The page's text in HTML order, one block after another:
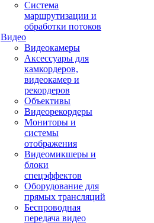
Система
маршрутизации и
обработки потоков
Видео
Видеокамеры
Аксессуары для
камкордеров,
видеокамер и
рекордеров
Объективы
Видеорекордеры
Мониторы и
системы
отображения
Видеомикшеры и
блоки
спецэффектов
Оборудование для
прямых трансляций
Беспроводная
передача видео